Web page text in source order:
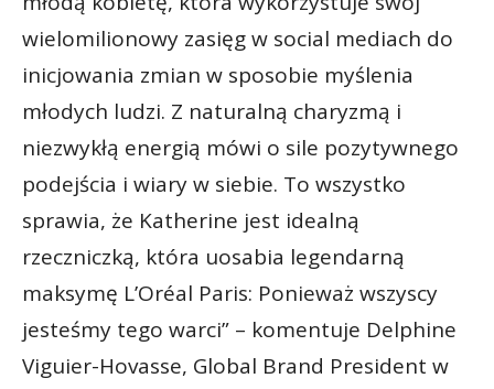
wielomilionowy zasięg w social mediach do
inicjowania zmian w sposobie myślenia
młodych ludzi. Z naturalną charyzmą i
niezwykłą energią mówi o sile pozytywnego
podejścia i wiary w siebie. To wszystko
sprawia, że Katherine jest idealną
rzeczniczką, która uosabia legendarną
maksymę L’Oréal Paris: Ponieważ wszyscy
jesteśmy tego warci” – komentuje Delphine
Viguier-Hovasse, Global Brand President w